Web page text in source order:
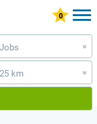
Jobs »
25 km »